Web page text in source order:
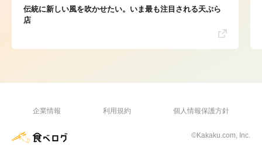
伝統に新しい風を吹かせたい。いま最も注目される天ぷら
店
企業情報 利用規約 個人情報保護方針
©Kakaku.com, Inc.